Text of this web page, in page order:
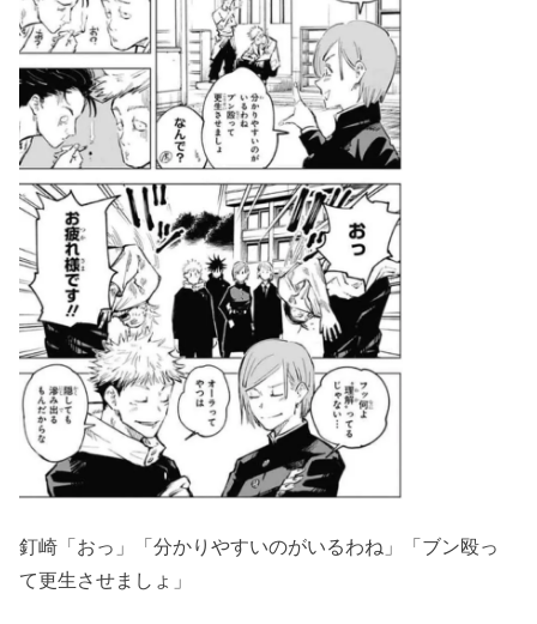
釘崎「おっ」「分かりやすいのがいるわね」「ブン殴っ
て更生させましょ」